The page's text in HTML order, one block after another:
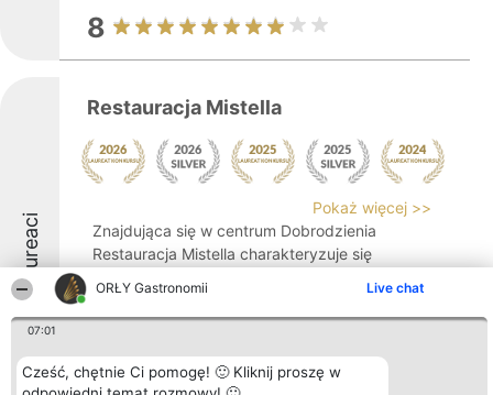
ORŁY Gastronomii Live chat
07:01
Cześć, chętnie Ci pomogę! 🙂 Kliknij proszę w
8
Laureaci
Restauracja Mistella
Pokaż więcej >>
Znajdująca się w centrum Dobrodzienia
Restauracja Mistella charakteryzuje się
gustownie urządzone wnętrza, połączone z
klimat sprzyjający ...